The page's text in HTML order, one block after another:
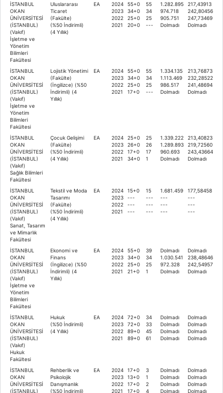
İSTANBUL
OKAN
ÜNİVERSİTESİ
(İSTANBUL)
(Vakıf)
İşletme ve
Yönetim
Bilimleri
Fakültesi
Uluslararası
Ticaret
(Fakülte)
(%50 İndirimli)
(4 Yıllık)
EA
2024
2023
2022
2021
55+0
34+0
25+0
20+0
55
34
25
---
1.282.895
974.718
905.751
Dolmadı
217,43913
242,80456
247,73469
Dolmadı
İSTANBUL
OKAN
ÜNİVERSİTESİ
(İSTANBUL)
(Vakıf)
İşletme ve
Yönetim
Bilimleri
Fakültesi
Lojistik Yönetimi
(Fakülte)
(İngilizce) (%50
İndirimli) (4
Yıllık)
EA
2024
2023
2022
2021
55+0
34+0
25+0
17+0
55
34
25
---
1.334.135
1.113.469
986.517
Dolmadı
213,76873
232,28522
241,48694
Dolmadı
İSTANBUL
OKAN
ÜNİVERSİTESİ
(İSTANBUL)
(Vakıf)
Sağlık Bilimleri
Fakültesi
Çocuk Gelişimi
(Fakülte)
(%50 İndirimli)
(4 Yıllık)
EA
2024
2023
2022
2021
25+0
26+0
17+0
34+0
25
26
17
1
1.339.222
1.289.893
960.693
Dolmadı
213,40823
219,72560
243,43664
Dolmadı
İSTANBUL
OKAN
ÜNİVERSİTESİ
(İSTANBUL)
(Vakıf)
Sanat, Tasarım
ve Mimarlık
Fakültesi
Tekstil ve Moda
Tasarımı
(Fakülte)
(%50 İndirimli)
(4 Yıllık)
EA
2024
2023
2022
2021
15+0
---
---
---
15
---
---
---
1.681.459
---
---
---
177,58458
---
---
---
İSTANBUL
OKAN
ÜNİVERSİTESİ
(İSTANBUL)
(Vakıf)
İşletme ve
Yönetim
Bilimleri
Fakültesi
Ekonomi ve
Finans
(İngilizce) (%50
İndirimli) (4
Yıllık)
EA
2024
2023
2022
2021
55+0
34+0
25+0
21+0
39
34
25
1
Dolmadı
1.030.541
972.328
Dolmadı
Dolmadı
238,48646
242,54957
Dolmadı
İSTANBUL
OKAN
ÜNİVERSİTESİ
(İSTANBUL)
(Vakıf)
Hukuk
Fakültesi
Hukuk
(%50 İndirimli)
(4 Yıllık)
EA
2024
2023
2022
2021
72+0
72+0
89+0
89+0
34
33
45
61
Dolmadı
Dolmadı
Dolmadı
Dolmadı
Dolmadı
Dolmadı
Dolmadı
Dolmadı
İSTANBUL
OKAN
ÜNİVERSİTESİ
(İSTANBUL)
Rehberlik ve
Psikolojik
Danışmanlık
(%50 İndirimli)
EA
2024
2023
2022
2021
17+0
13+0
17+0
17+0
3
1
2
4
Dolmadı
Dolmadı
Dolmadı
Dolmadı
Dolmadı
Dolmadı
Dolmadı
Dolmadı